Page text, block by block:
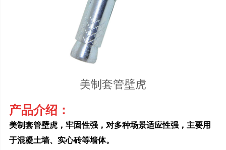
美制套管壁虎
产品介绍：
美制套管壁虎，牢固性强，对多种场景适应性强，主要用
于混凝土墙、实心砖等墙体。